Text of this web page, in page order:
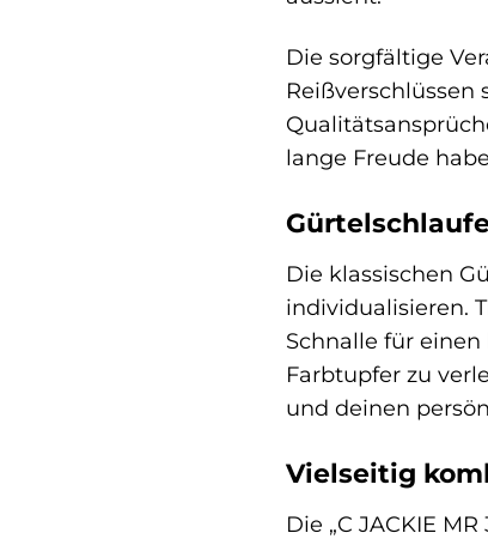
Die sorgfältige
lange Freude
Die klassischen
individualisieren.
Schnalle für
Farbtupfer zu
und deinen
Vielseitig
Die „C JACKIE